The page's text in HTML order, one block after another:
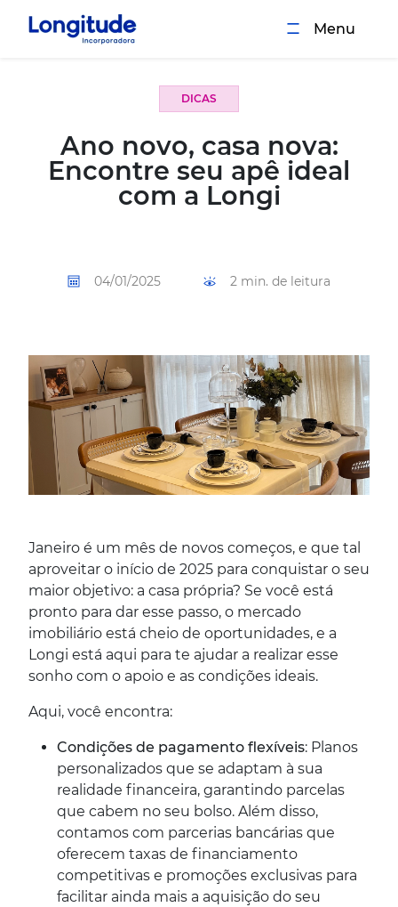
Menu
DICAS
Ano novo, casa nova:
Encontre seu apê ideal
com a Longi
04/01/2025 2 min. de leitura
Janeiro é um mês de novos começos, e que tal
aproveitar o início de 2025 para conquistar o seu
maior objetivo: a casa própria? Se você está
pronto para dar esse passo, o mercado
imobiliário está cheio de oportunidades, e a
Longi está aqui para te ajudar a realizar esse
sonho com o apoio e as condições ideais.
Aqui, você encontra:
Condições de pagamento flexíveis: Planos
personalizados que se adaptam à sua
realidade financeira, garantindo parcelas
que cabem no seu bolso. Além disso,
contamos com parcerias bancárias que
oferecem taxas de financiamento
competitivas e promoções exclusivas para
facilitar ainda mais a aquisição do seu